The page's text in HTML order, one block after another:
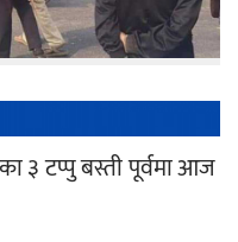
३ टप्पु बस्ती पूर्वमा आज